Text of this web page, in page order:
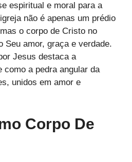
espiritual e moral para a
não é apenas um prédio
o corpo de Cristo no
Seu amor, graça e verdade.
Jesus destaca a
como a pedra angular da
unidos em amor e
Corpo De